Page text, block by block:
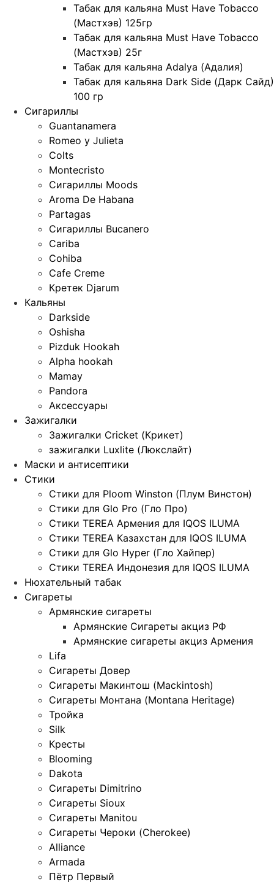
Табак для кальяна Must Have Tobacco
(Мастхэв) 125гр
Табак для кальяна Must Have Tobacco
(Мастхэв) 25г
Табак для кальяна Adalya (Адалия)
Табак для кальяна Dark Side (Дарк Сайд)
100 гр
Сигариллы
Guantanamera
Romeo y Julieta
Colts
Montecristo
Сигариллы Moods
Aroma De Habana
Partagas
Сигариллы Bucanero
Cariba
Cohiba
Cafe Creme
Кретек Djarum
Кальяны
Darkside
Oshisha
Pizduk Hookah
Alpha hookah
Mamay
Pandora
Аксессуары
Зажигалки
Зажигалки Cricket (Крикет)
зажигалки Luxlite (Люкслайт)
Маски и антисептики
Стики
Стики для Ploom Winston (Плум Винстон)
Стики для Glo Pro (Гло Про)
Стики TEREA Армения для IQOS ILUMA
Стики TEREA Казахстан для IQOS ILUMA
Стики для Glo Hyper (Гло Хайпер)
Стики TEREA Индонезия для IQOS ILUMA
Нюхательный табак
Сигареты
Армянские сигареты
Армянские Сигареты акциз РФ
Армянские сигареты акциз Армения
Lifa
Сигареты Довер
Сигареты Макинтош (Mackintosh)
Сигареты Монтана (Montana Heritage)
Тройка
Silk
Кресты
Blooming
Dakota
Сигареты Dimitrino
Сигареты Sioux
Сигареты Manitou
Сигареты Чероки (Cherokee)
Alliance
Armada
Пётр Первый